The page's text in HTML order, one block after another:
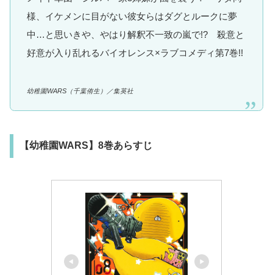
様、イケメンに目がない彼女らはダグとルークに夢
中…と思いきや、やはり解釈不一致の嵐で!? 殺意と
好意が入り乱れるバイオレンス×ラブコメディ第7巻!!
幼稚園WARS（千葉侑生）／集英社
【幼稚園WARS】8巻あらすじ